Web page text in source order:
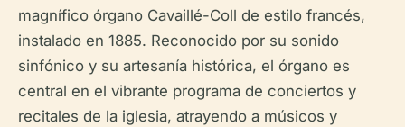
magnífico órgano Cavaillé-Coll de estilo francés,
instalado en 1885. Reconocido por su sonido
sinfónico y su artesanía histórica, el órgano es
central en el vibrante programa de conciertos y
recitales de la iglesia, atrayendo a músicos y